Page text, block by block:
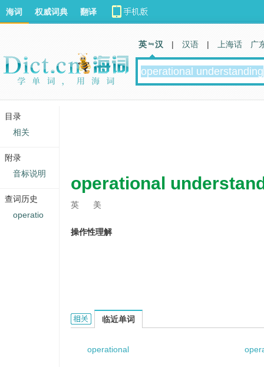
operational
英 美
操作性理解
operational understanding的相关资料：
临近单词
operational
海词 权威词典 翻译
英 汉 | 汉语 | 上海话 广
目录
相关
附录
音标说明
查词历史
operatio